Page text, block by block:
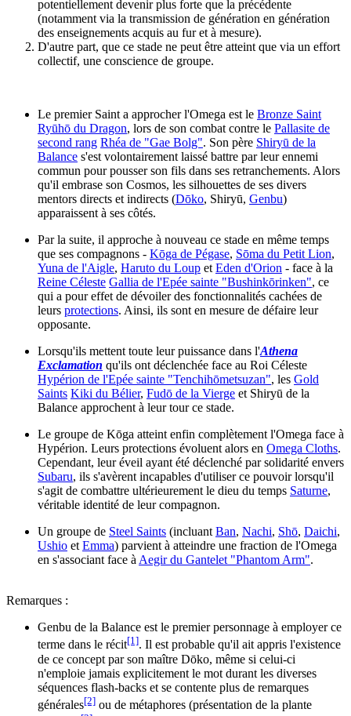
potentiellement devenir plus forte que la précédente
(notamment via la transmission de génération en génération
des enseignements acquis au fur et à mesure).
D'autre part, que ce stade ne peut être atteint que via un effort
collectif, une conscience de groupe.
Le premier Saint a approcher l'Omega est le Bronze Saint
Ryūhō du Dragon, lors de son combat contre le Pallasite de
second rang Rhéa de "Gae Bolg". Son père Shiryū de la
Balance s'est volontairement laissé battre par leur ennemi
commun pour pousser son fils dans ses retranchements. Alors
qu'il embrase son Cosmos, les silhouettes de ses divers
mentors directs et indirects (Dōko, Shiryū, Genbu)
apparaissent à ses côtés.
Par la suite, il approche à nouveau ce stade en même temps
que ses compagnons - Kōga de Pégase, Sōma du Petit Lion,
Yuna de l'Aigle, Haruto du Loup etEden d'Orion - face à la
Reine Céleste Gallia de l'Epée sainte "Bushinkōrinken", ce
qui a pour effet de dévoiler des fonctionnalités cachées de
leurs protections. Ainsi, ils sont en mesure de défaire leur
opposante.
Lorsqu'ils mettent toute leur puissance dans l'Athena
Exclamation qu'ils ont déclenchée face au Roi Céleste
Hypérion de l'Epée sainte "Tenchihōmetsuzan", les Gold
Saints Kiki du Bélier, Fudō de la Vierge et Shiryū de la
Balance approchent à leur tour ce stade.
Le groupe de Kōga atteint enfin complètement l'Omega face à
Hypérion. Leurs protections évoluent alors en Omega Cloths.
Cependant, leur éveil ayant été déclenché par solidarité envers
Subaru, ils s'avèrent incapables d'utiliser ce pouvoir lorsqu'il
s'agit de combattre ultérieurement le dieu du temps Saturne,
véritable identité de leur compagnon.
Un groupe de Steel Saints (incluantBan, Nachi, Shō, Daichi,
Ushio etEmma) parvient à atteindre une fraction de l'Omega
en s'associant face àAegir du Gantelet "Phantom Arm".
Remarques :
Genbu de la Balance est le premier personnage à employer ce
terme dans le récit[1]. Il est probable qu'il ait appris l'existence
de ce concept par son maître Dōko, même si celui-ci
n'emploie jamais explicitement le mot durant les diverses
séquences flash-backs et se contente plus de remarques
générales[2] ou de métaphores (présentation de la plante